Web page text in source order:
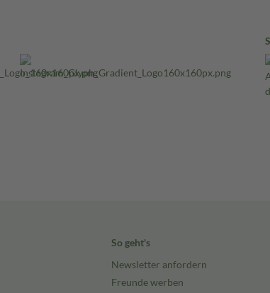
So geht's
Newsletter anfordern
Freunde werben